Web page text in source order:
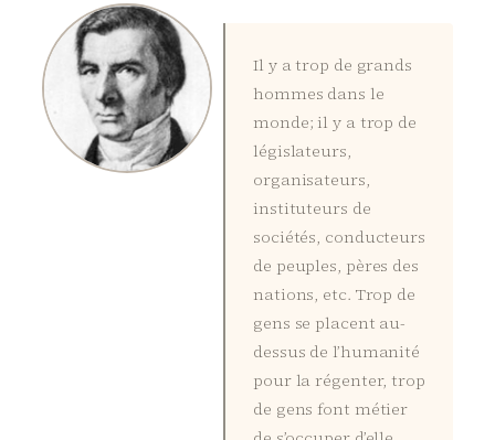
Il y a trop de grands
hommes dans le
monde; il y a trop de
législateurs,
organisateurs,
instituteurs de
sociétés, conducteurs
de peuples, pères des
nations, etc. Trop de
gens se placent au-
dessus de l’humanité
pour la régenter, trop
de gens font métier